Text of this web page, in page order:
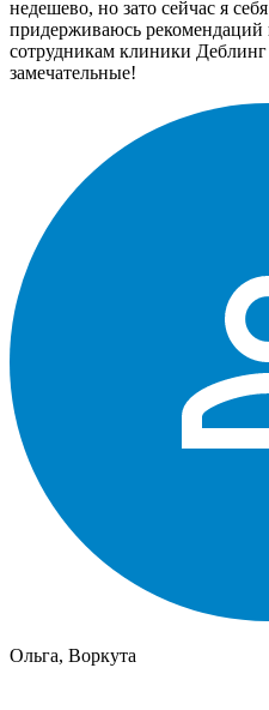
недешево, но зато сейчас я
придерживаюсь
сотрудникам клиники
замечательные!
Ольга, Воркута